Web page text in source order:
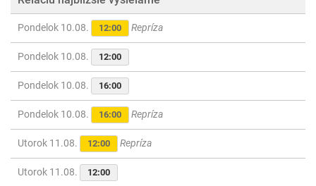
Pondelok 10.08. 12:00 Repríza
Pondelok 10.08. 12:00
Pondelok 10.08. 16:00
Pondelok 10.08. 16:00 Repríza
Utorok 11.08. 12:00 Repríza
Utorok 11.08. 12:00